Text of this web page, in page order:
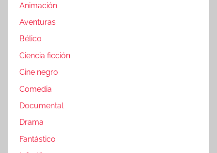
Animación
Aventuras
Bélico
Ciencia ficción
Cine negro
Comedia
Documental
Drama
Fantástico